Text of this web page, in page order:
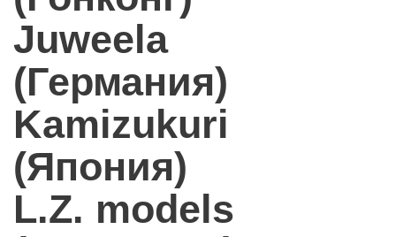
Juweela
(Германия)
Kamizukuri
(Япония)
L.Z. models